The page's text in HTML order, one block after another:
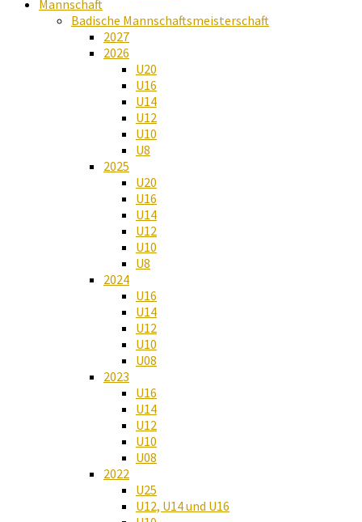
Mannschaft
Badische Mannschaftsmeisterschaft
2027
2026
U20
U16
U14
U12
U10
U8
2025
U20
U16
U14
U12
U10
U8
2024
U16
U14
U12
U10
U08
2023
U16
U14
U12
U10
U08
2022
U25
U12, U14 und U16